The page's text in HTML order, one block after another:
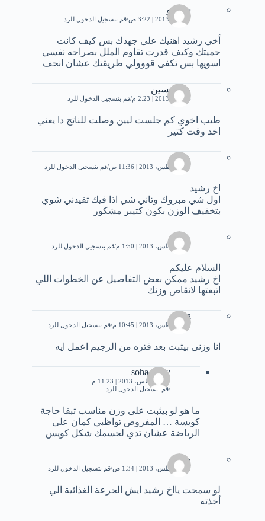
سوسو
5 يونيو، 2013 | 3:22 ص قم بتسجيل الدخول للرد
أخي رشيد اهنيك على جهدك بس كيف كانت
حميتك وكيف قدرت تقاوم الملل بصراحه نفسي
اسويها بس تكفى قووولي طريقتك عشان انحف
ريم حسين
6 يونيو، 2013 | 2:23 م قم بتسجيل الدخول للرد
طيب اخوي كم جلست ليين وصلت للناتج دا يعني
اخد وقت كتير
ربيع
27 أغسطس، 2013 | 11:36 ص قم بتسجيل الدخول للرد
اخ رشيد
اول شي مبروك وتاني شي اذا فيك تفيدني شوي
بتخفيف الوزن بكون كتيبر مشكور
محمد
27 أغسطس، 2013 | 1:50 م قم بتسجيل الدخول للرد
السلام عليكم
اخ رشيد ممكن بعض التفاصيل عن الخطوات اللي
اتبعتها لانقاص وزنك
Dina
27 أغسطس، 2013 | 10:45 م قم بتسجيل الدخول للرد
انا وزنى بيثبت بعد فتره من الرجيم اعمل ايه
soha samy
27 أغسطس، 2013 | 11:23 م
قم بتسجيل الدخول للرد
ما هو لو بيثبت على وزن مناسب تبقا حاجة
كويسة … المفروض تواظبي كمان على
الرياضة عشان تدي لجسمك شكل كويس
صالح
31 أغسطس، 2013 | 1:34 ص قم بتسجيل الدخول للرد
لو سمحت يااخ رشيد ايش الجرعة الغذائية الي
أخذته